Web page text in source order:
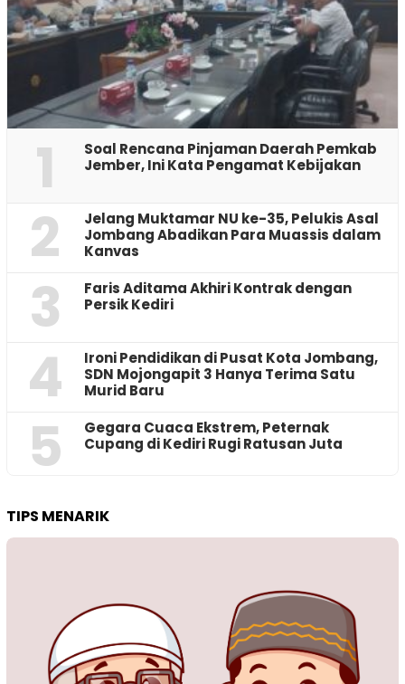
1
‎Soal Rencana Pinjaman Daerah Pemkab
Jember, Ini Kata Pengamat Kebijakan ‎
2
Jelang Muktamar NU ke-35, Pelukis Asal
Jombang Abadikan Para Muassis dalam
Kanvas
3
Faris Aditama Akhiri Kontrak dengan
Persik Kediri
4
Ironi Pendidikan di Pusat Kota Jombang,
SDN Mojongapit 3 Hanya Terima Satu
Murid Baru
5
‎Gegara Cuaca Ekstrem, Peternak
Cupang di Kediri Rugi Ratusan Juta
TIPS MENARIK